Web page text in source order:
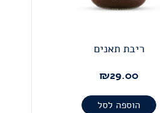
ריבת תאנים
₪29.00
הוספה לסל